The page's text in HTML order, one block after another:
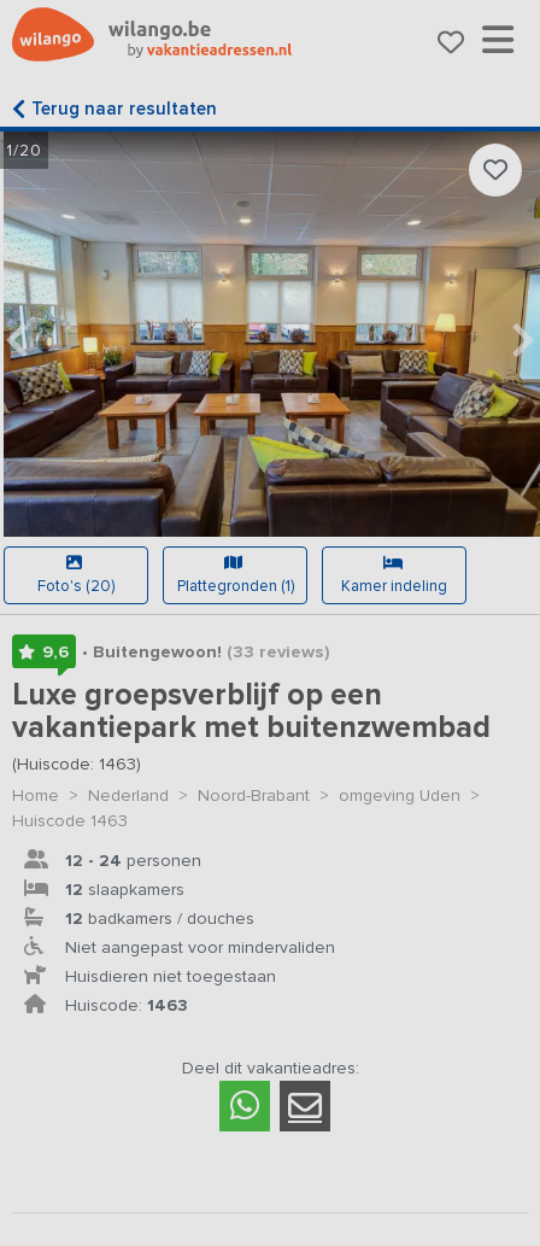
Terug naar resultaten
1/20
Foto's (20) Plattegronden (1) Kamer indeling
9,6 • Buitengewoon! (33 reviews)
Luxe groepsverblijf op een
vakantiepark met buitenzwembad
(Huiscode: 1463)
Home > Nederland > Noord-Brabant > omgeving Uden >
Huiscode 1463
12 - 24 personen
12 slaapkamers
12 badkamers / douches
Niet aangepast voor mindervaliden
Huisdieren niet toegestaan
Huiscode: 1463
Deel dit vakantieadres: